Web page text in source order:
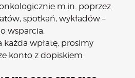
m.in. poprzez
spotkań, wykładów –
wsparcia.
każda wpłatę, prosimy
konto z dopiskiem